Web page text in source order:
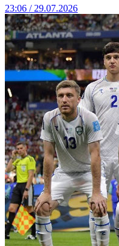
23:06 / 29.07.2026